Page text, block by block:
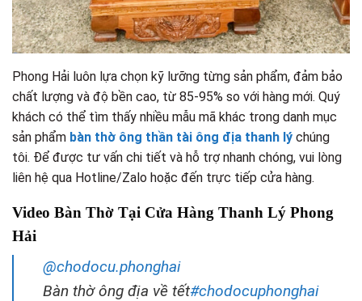
Phong Hải luôn lựa chọn kỹ lưỡng từng sản phẩm, đảm bảo
chất lượng và độ bền cao, từ 85-95% so với hàng mới. Quý
khách có thể tìm thấy nhiều mẫu mã khác trong danh mục
sản phẩm bàn thờ ông thần tài ông địa thanh lý chúng
tôi. Để được tư vấn chi tiết và hỗ trợ nhanh chóng, vui lòng
liên hệ qua Hotline/Zalo hoặc đến trực tiếp cửa hàng.
Video Bàn Thờ Tại Cửa Hàng Thanh Lý Phong
Hải
@chodocu.phonghai
Bàn thờ ông địa về tết#chodocuphonghai